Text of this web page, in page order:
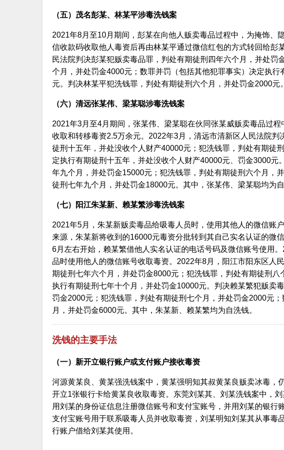
（五）茂名彭某、林某平涉毒洗钱案
2021年8月至10月期间，彭某在向他人贩卖毒品过程中，为掩饰、
信收款码收取他人毒资后再由林某平通过微信红包的方式转回给彭
民法院判决彭某犯贩卖毒品罪，判处有期徒刑四年六个月，并处罚
个月，并处罚金4000元；数罪并罚（包括其他犯罪事实）决定执
元。判决林某平犯洗钱罪，判处有期徒刑六个月，并处罚金2000元
（六）清远张某伟、梁某聪涉毒洗钱案
2021年3月至4月期间，张某伟、梁某聪在伙同张某威贩卖毒品过
收取和转移毒资2.5万余元。2022年3月，清远市清新区人民法院判
徒刑十五年，并处没收个人财产40000元；犯洗钱罪，判处有期徒
定执行有期徒刑十五年，并处没收个人财产40000元、罚金3000元
年九个月，并处罚金15000元；犯洗钱罪，判处有期徒刑六个月，
徒刑七年九个月，并处罚金18000元。其中，张某伟、梁某聪均为自
（七）阳江朱某新、赖某繁涉毒洗钱案
2021年5月，朱某新贩卖毒品给吸毒人员时，使用其他人的微信账
来源，朱某新将收到的16000元毒资分批转到其自己实名认证的微
6月左右开始，赖某繁借他人实名认证的电话号码及微信账号使用
品时使用他人的微信账号收取毒资。2022年8月，阳江市阳东区人
期徒刑七年六个月，并处罚金8000元；犯洗钱罪，判处有期徒刑
执行有期徒刑七年十个月，并处罚金10000元。判决赖某繁犯贩卖
罚金2000元；犯洗钱罪，判处有期徒刑七个月，并处罚金2000元
月，并处罚金6000元。其中，朱某新、赖某繁均为自洗钱。
洗钱的主要手法
（一）新开立银行账户或支付账户接收毒资
河源黄某良、黄某强洗钱案中，黄某强明知其叔黄某良贩卖冰毒，
开立1张银行卡给黄某良收取毒资。东莞刘某其、刘某洗钱案中，
用刘某的身份证信息注册微信账号和支付宝账号，并用刘某的银行
支付宝账号用于联系吸毒人员并收取毒资，刘某明知刘某其从事毒
行账户借给刘某其使用。